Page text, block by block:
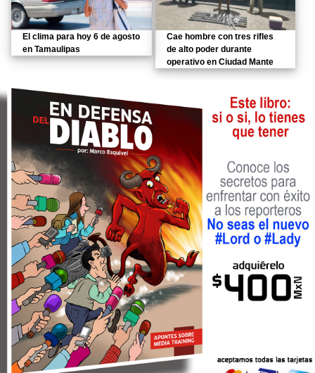
El clima para hoy 6 de agosto
en Tamaulipas
Cae hombre con tres rifles
de alto poder durante
operativo en Ciudad Mante